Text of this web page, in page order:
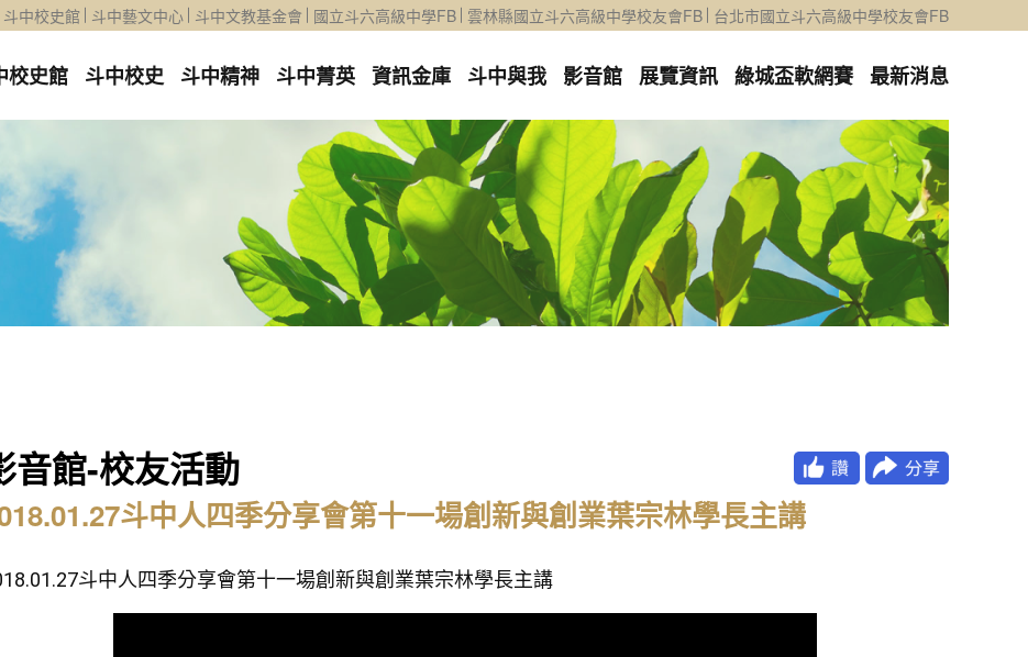
斗中校史館 斗中藝文中心 斗中文教基金會 國立斗六高級中學FB 雲林縣國立斗六高級中學校友會FB 台北市國立斗六高級中學校友會FB
校史館 斗中校史 斗中精神 斗中菁英 資訊金庫 斗中與我 影音館 展覽資訊 綠城盃軟網賽 最新消息
音館-校友活動
斗中人四季分享會第十一場創新與創業葉宗林學長主講
斗中人四季分享會第十一場創新與創業葉宗林學長主講